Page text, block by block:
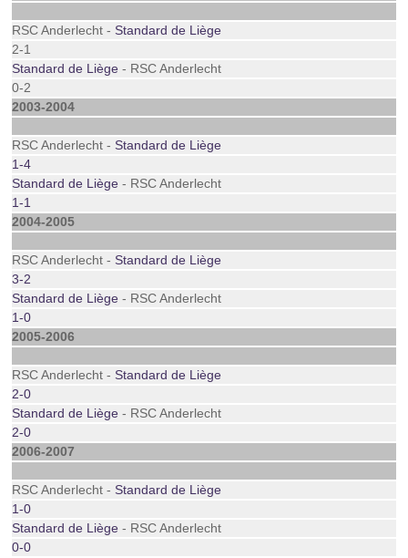
RSC Anderlecht -Standard de Liège
2-1
Standard de Liège - RSC Anderlecht
0-2
2003-2004
RSC Anderlecht -Standard de Liège
1-4
Standard de Liège - RSC Anderlecht
1-1
2004-2005
RSC Anderlecht -Standard de Liège
3-2
Standard de Liège - RSC Anderlecht
1-0
2005-2006
RSC Anderlecht -Standard de Liège
2-0
Standard de Liège - RSC Anderlecht
2-0
2006-2007
RSC Anderlecht -Standard de Liège
1-0
Standard de Liège - RSC Anderlecht
0-0